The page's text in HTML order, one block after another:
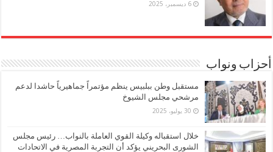
6 ديسمبر، 2025
أحزاب ونواب
مستقبل وطن ببلبيس ينظم مؤتمراً جماهيرياً حاشدا لدعم
مرشحي مجلس الشيوخ
30 يوليو، 2025
خلال استقباله وكيلة القوي العاملة بالنواب… رئيس مجلس
الشورى البحريني يؤكد أن التجربة المصرية في الاتحادات